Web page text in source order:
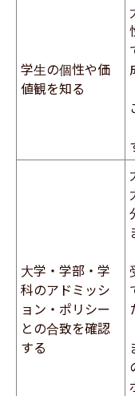
学生の個性や価
値観を知る
大学・学部・学
科のアドミッシ
ョン・ポリシー
との合致を確認
する